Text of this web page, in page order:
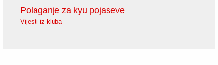
Polaganje za kyu pojaseve
Vijesti iz kluba